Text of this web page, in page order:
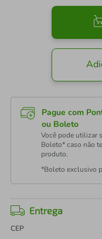
Pague com
ou Boleto
Você pode utilizar
Boleto* caso não
produto.
*Boleto exclusivo
Entrega
CEP